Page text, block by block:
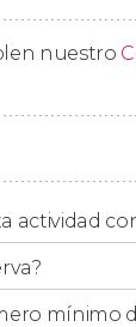
nuestro
actividad
mínimo